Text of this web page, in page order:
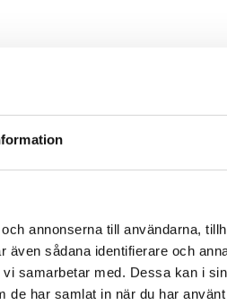
annonserna till användarna,
sådana identifierare och
samarbetar med. Dessa kan i
de har samlat in när du har